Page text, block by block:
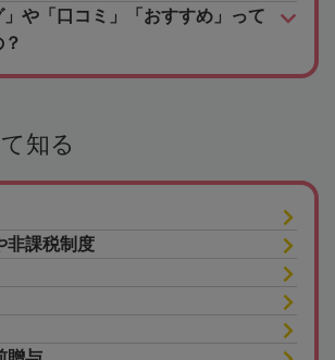
」や「口コミ」「おすすめ」って
知る
非課税制度